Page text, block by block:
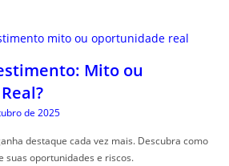
Mito ou
de 2025
destaque cada vez mais. Descubra como
suas oportunidades e riscos.